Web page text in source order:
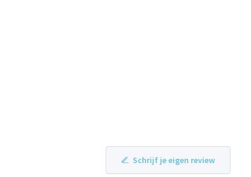
Schrijf je eigen review